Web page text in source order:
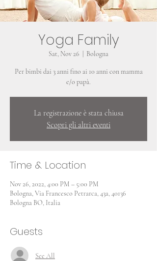
Yoga Family
Sat, Nov 26 Bologna
Per bimbi dai 3 anni fino ai 10 anni con mamma
e/o papà.
La registrazione è stata chiusa
Scopri gli altri eventi
Time & Location
Nov 26, 2022, 4:00 PM – 5:00 PM
Bologna, Via Francesco Petrarca, 43a, 40136
Bologna BO, Italia
Guests
See All